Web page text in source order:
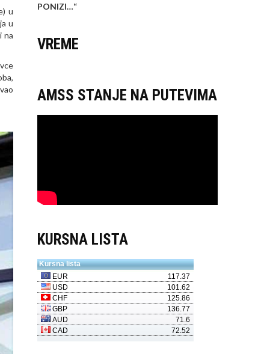
u
u
na
PONIZI…“
VREME
AMSS STANJE NA PUTEVIMA
KURSNA LISTA